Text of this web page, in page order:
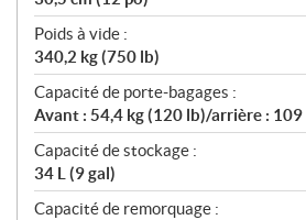
Poids à vide :
340,2 kg (750 lb)
Capacité de porte-bagages :
Avant : 54,4 kg (120 lb)/arrière : 109
Capacité de stockage :
34 L (9 gal)
Capacité de remorquage :